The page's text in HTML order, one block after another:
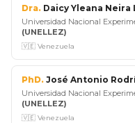
Dra. Daicy Yleana Neira
Universidad Nacional
(UNELLEZ)
🇻🇪 Venezuela
PhD. José Antonio
Universidad Nacional
(UNELLEZ)
🇻🇪 Venezuela